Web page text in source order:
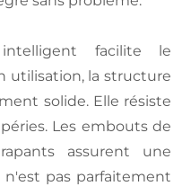
facilite le
utilisation, la structure
solide. Elle résiste
Les embouts de
assurent une
pas parfaitement